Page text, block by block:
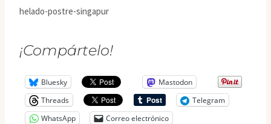
helado-postre-singapur
¡Compártelo!
Bluesky
Mastodon
Threads
Telegram
WhatsApp
Correo electrónico